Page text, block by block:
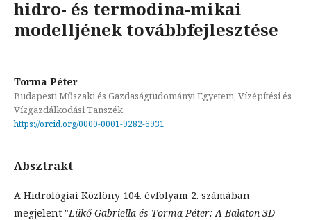
hidro- és termodina-mikai
modelljének továbbfejlesztése
Torma Péter
Budapesti Műszaki és Gazdaságtudományi Egyetem, Vízépítési és
Vízgazdálkodási Tanszék
https://orcid.org/0000-0001-9282-6931
Absztrakt
A Hidrológiai Közlöny 104. évfolyam 2. számában
megjelent "Lükő Gabriella és Torma Péter: A Balaton 3D